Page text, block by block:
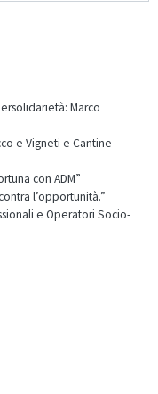
Marco
e Vigneti e Cantine
con ADM”
l’opportunità.”
e Operatori Socio-